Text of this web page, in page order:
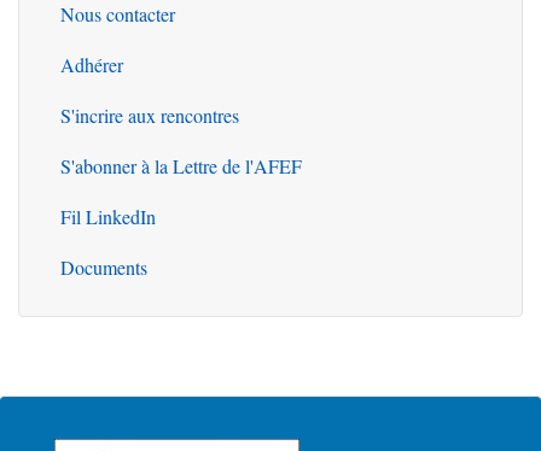
Outils
Nous contacter
Adhérer
S'incrire aux rencontres
S'abonner à la Lettre de l'AFEF
Fil LinkedIn
Documents